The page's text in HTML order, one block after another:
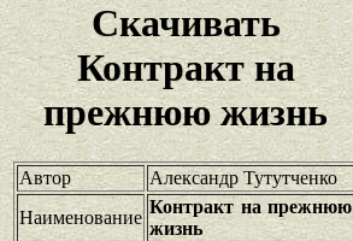
Скачивать
Контракт на
прежнюю жизнь
Автор
Александр Тутутченко
Наименование
Контракт на прежнюю
жизнь